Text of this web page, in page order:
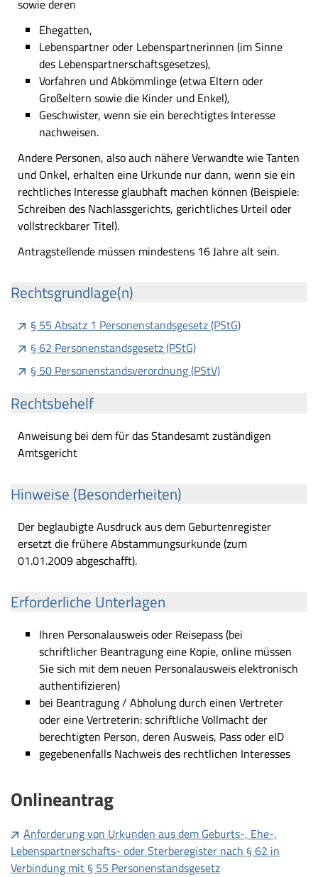
sowie deren
Ehegatten,
Lebenspartner oder Lebenspartnerinnen (im Sinne
des Lebenspartnerschaftsgesetzes),
Vorfahren und Abkömmlinge (etwa Eltern oder
Großeltern sowie die Kinder und Enkel),
Geschwister, wenn sie ein berechtigtes Interesse
nachweisen.
Andere Personen, also auch nähere Verwandte wie Tanten
und Onkel, erhalten eine Urkunde nur dann, wenn sie ein
rechtliches Interesse glaubhaft machen können (Beispiele:
Schreiben des Nachlassgerichts, gerichtliches Urteil oder
vollstreckbarer Titel).
Antragstellende müssen mindestens 16 Jahre alt sein.
Rechtsgrundlage(n)
§ 55 Absatz 1 Personenstandsgesetz (PStG)
§ 62 Personenstandsgesetz (PStG)
§ 50 Personenstandsverordnung (PStV)
Rechtsbehelf
Anweisung bei dem für das Standesamt zuständigen
Amtsgericht
Hinweise (Besonderheiten)
Der beglaubigte Ausdruck aus dem Geburtenregister
ersetzt die frühere Abstammungsurkunde (zum
01.01.2009 abgeschafft).
Erforderliche Unterlagen
Ihren Personalausweis oder Reisepass (bei
schriftlicher Beantragung eine Kopie, online müssen
Sie sich mit dem neuen Personalausweis elektronisch
authentifizieren)
bei Beantragung / Abholung durch einen Vertreter
oder eine Vertreterin: schriftliche Vollmacht der
berechtigten Person, deren Ausweis, Pass oder eID
gegebenenfalls Nachweis des rechtlichen Interesses
Onlineantrag
Anforderung von Urkunden aus dem Geburts-, Ehe-,
Lebenspartnerschafts- oder Sterberegister nach § 62 in
Verbindung mit § 55 Personenstandsgesetz